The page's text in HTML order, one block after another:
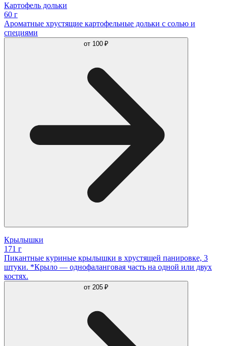
Картофель дольки
60 г
Ароматные хрустящие картофельные дольки с солью и
специями
от 100 ₽
Крылышки
171 г
Пикантные куриные крылышки в хрустящей панировке, 3
штуки. *Крыло — однофаланговая часть на одной или двух
костях.
от 205 ₽